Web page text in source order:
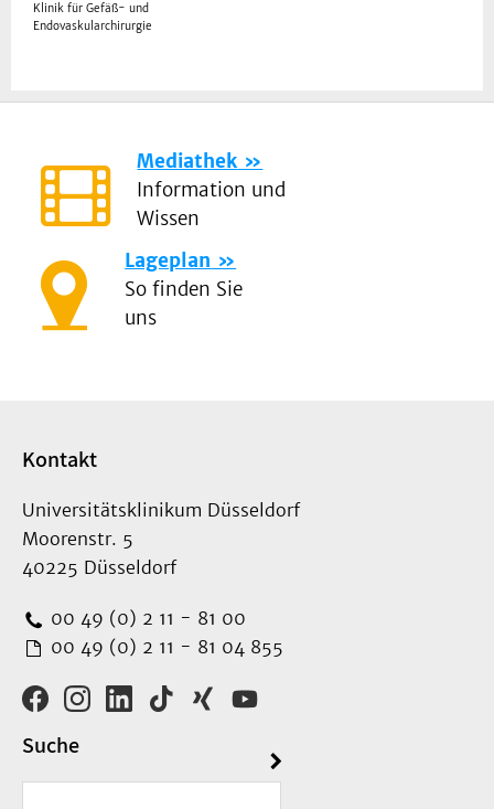
Klinik für Gefäß- und
Endovaskularchirurgie
Mediathek
Information und
Wissen
Lageplan
So finden Sie
uns
Kontakt
Universitätsklinikum Düsseldorf
Moorenstr. 5
40225 Düsseldorf
00 49 (0) 2 11 - 81 00
00 49 (0) 2 11 - 81 04 855
Suche